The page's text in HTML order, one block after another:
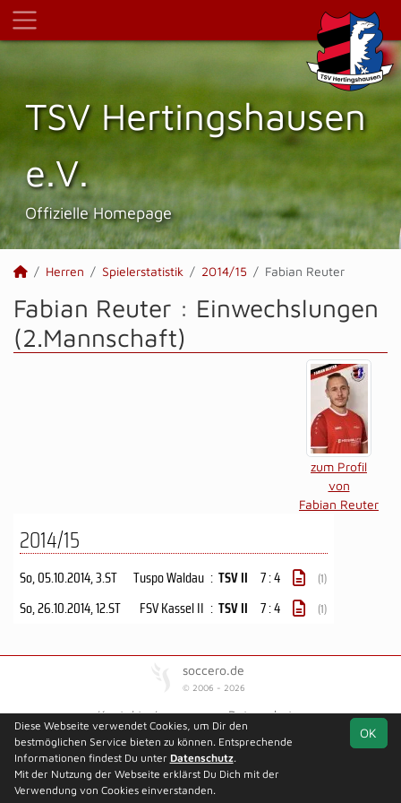
TSV Hertings­hausen
e.V.
Offizielle Homepage
Herren Spielerstatistik 2014/15 Fabian Reuter
Fabian Reuter : Einwechslungen
(2.Mannschaft)
zum Profil
von
Fabian Reuter
2014/15
So, 05.10.2014, 3.ST Tuspo Waldau : TSV II 7 : 4 (1)
So, 26.10.2014, 12.ST FSV Kassel II : TSV II 7 : 4 (1)
soccero.de
© 2006 - 2026
Kontakt Impressum
Datenschutz
OK
Diese Webseite verwendet Cookies, um Dir den
bestmöglichen Service bieten zu können. Entsprechende
Informationen findest Du unter Datenschutz.
Mit der Nutzung der Webseite erklärst Du Dich mit der
Verwendung von Cookies einverstanden.